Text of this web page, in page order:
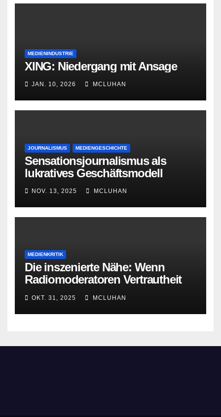
MEDIENINDUSTRIE
XING: Niedergang mit Ansage
JAN. 10, 2026 MCLUHAN
JOURNALISMUS MEDIENGESCHICHTE
Sensationsjournalismus als
lukratives Geschäftsmodell
NOV. 13, 2025 MCLUHAN
MEDIENKRITIK
Die inszenierte Nähe: Wenn
Radiomoderatoren Vertrautheit
OKT. 31, 2025 MCLUHAN